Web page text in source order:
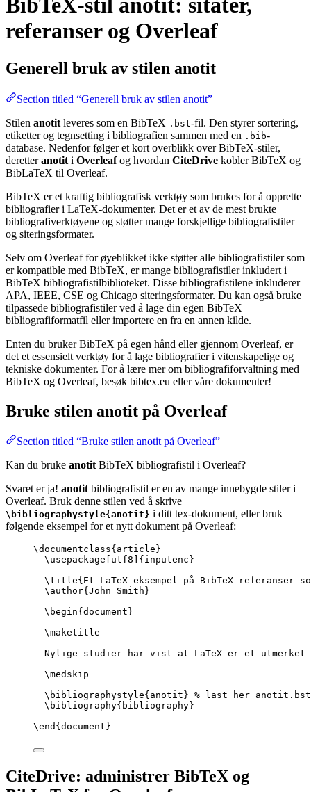
BibTeX-stil anotit: sitater,
referanser og Overleaf
Generell bruk av stilen anotit
Section titled “Generell bruk av stilen anotit”
Stilen anotit leveres som en BibTeX .bst-fil. Den styrer sortering,
etiketter og tegnsetting i bibliografien sammen med en .bib-
database. Nedenfor følger et kort overblikk over BibTeX-stiler,
deretteranotit i Overleafog hvordan CiteDrive kobler BibTeX og
BibLaTeX til Overleaf.
BibTeX er et kraftig bibliografisk verktøy som brukes for å opprette
bibliografier i LaTeX-dokumenter. Det er et av de mest brukte
bibliografiverktøyene og støtter mange forskjellige bibliografistiler
og siteringsformater.
Selv om Overleaf for øyeblikket ikke støtter alle bibliografistiler som
er kompatible med BibTeX, er mange bibliografistiler inkludert i
BibTeX bibliografistilbiblioteket. Disse bibliografistilene inkluderer
APA, IEEE, CSE og Chicago siteringsformater. Du kan også bruke
tilpassede bibliografistiler ved å lage din egen BibTeX
bibliografiformatfil eller importere en fra en annen kilde.
Enten du bruker BibTeX på egen hånd eller gjennom Overleaf, er
det et essensielt verktøy for å lage bibliografier i vitenskapelige og
tekniske dokumenter. For å lære mer om bibliografiforvaltning med
BibTeX og Overleaf, besøk bibtex.eu eller våre dokumenter!
Bruke stilen anotit på Overleaf
Section titled “Bruke stilen anotit på Overleaf”
Kan du bruke anotitBibTeX bibliografistil i Overleaf?
Svaret er ja! anotitbibliografistil er en av mange innebygde stiler i
Overleaf. Bruk denne stilen ved å skrive
\bibliographystyle{anotit} i ditt tex-dokument, eller bruk
følgende eksempel for et nytt dokument på Overleaf:
\documentclass{ article }
\usepackage
utf8 ]{ inputenc }
\title{Et LaTeX-eksempel på BibTeX-
\author{John Smith}
\begin{ document }
\maketitle
Nylige studier har vist at LaTeX er et utmerket
\medskip
\bibliographystyle{anotit} % last her anotit.bst
\bibliography{bibliography}
\end { document }
CiteDrive: administrer BibTeX og